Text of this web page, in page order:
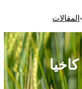
المقالات